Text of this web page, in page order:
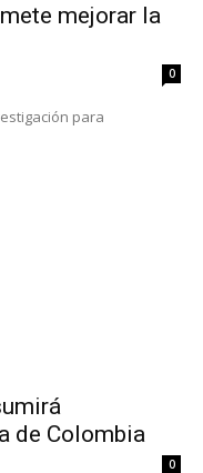
mejorar la
0
para
de Colombia
0